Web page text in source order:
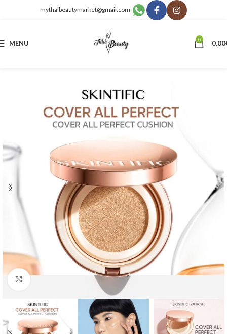
mythaibeautymarket@gmail.com
MENU 0 0,00